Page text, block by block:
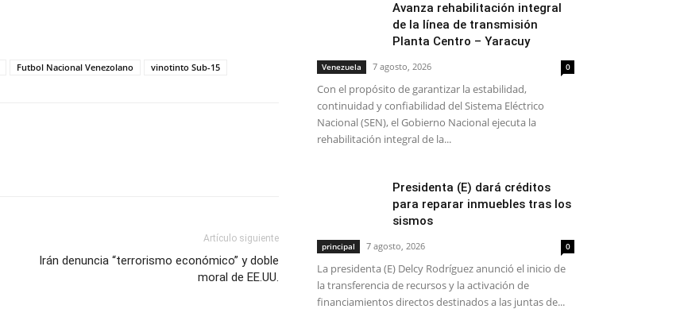
Futbol Nacional Venezolano vinotinto Sub-15
Artículo siguiente
Irán denuncia “terrorismo económico” y doble
moral de EE.UU.
Avanza rehabilitación integral
de la línea de transmisión
Planta Centro – Yaracuy
Venezuela 7 agosto, 2026 0
Con el propósito de garantizar la estabilidad,
continuidad y confiabilidad del Sistema Eléctrico
Nacional (SEN), el Gobierno Nacional ejecuta la
rehabilitación integral de la...
Presidenta (E) dará créditos
para reparar inmuebles tras los
sismos
principal 7 agosto, 2026 0
La presidenta (E) Delcy Rodríguez anunció el inicio de
la transferencia de recursos y la activación de
financiamientos directos destinados a las juntas de...